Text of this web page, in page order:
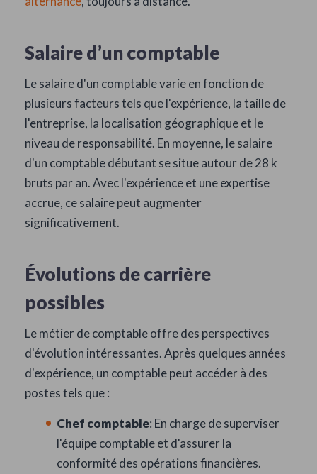
Salaire d’un comptable
Le salaire d'un comptable varie en fonction de
plusieurs facteurs tels que l'expérience, la taille de
l'entreprise, la localisation géographique et le
niveau de responsabilité. En moyenne, le salaire
d'un comptable débutant se situe autour de 28 k
bruts par an. Avec l'expérience et une expertise
accrue, ce salaire peut augmenter
significativement.
Évolutions de carrière
possibles
Le métier de comptable offre des perspectives
d'évolution intéressantes. Après quelques années
d'expérience, un comptable peut accéder à des
postes tels que :
Chef comptable: En charge de superviser
l'équipe comptable et d'assurer la
conformité des opérations financières.